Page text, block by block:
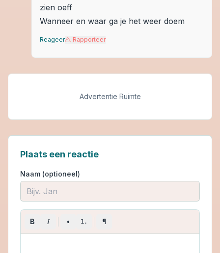
zien oeff
Wanneer en waar ga je het weer doem
Reageer Rapporteer
Advertentie Ruimte
Plaats een reactie
Naam (optioneel)
B I • 1. ¶